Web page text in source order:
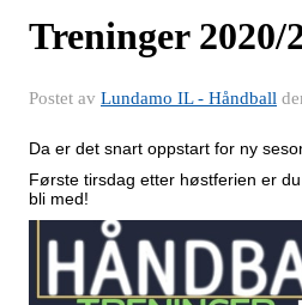
Treninger 2020/
Postet av Lundamo IL - Håndball
Da er det snart oppstart for ny
Første tirsdag etter høstferien er
bli med!